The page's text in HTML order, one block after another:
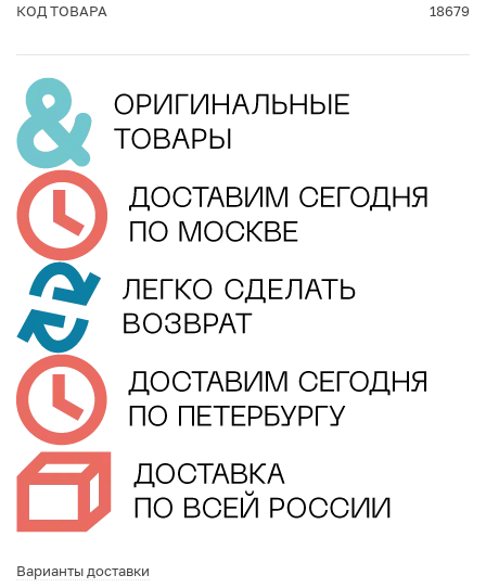
КОД ТОВАРА 18679
Варианты доставки